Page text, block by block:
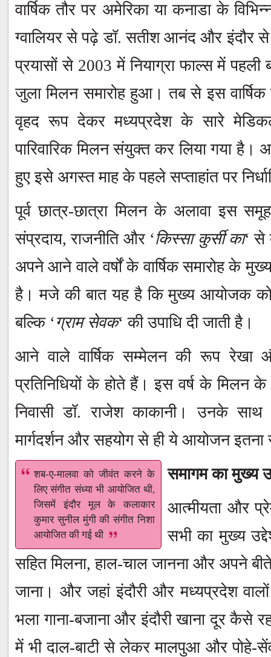
वार्षिक तौर पर अमेरिका या कनाडा के
ग्वालियर से पढ़े डॉ. सतीश आनंद और इंदौर से
प्रयासों से 2003 में नियाग्रा फाल्स में पहली
जुला मिलन समारोह हुआ। तब से इस
वृहद रूप देकर मध्यप्रदेश के सारे
पारिवारिक मिलन संयुक्त कर लिया गया है।
हुए इसे अगस्त माह के पहले सप्ताहांत पर
पूर्व छात्र-छात्रा मिलन के अलावा इस
संप्रदाय, राजनीति और ‘किस्सा कुर्सी का‘ से
अपने आने वाले वर्षों के वार्षिक समारोह के
है। मजे की बात यह है कि मुख्य आयोजक को
बल्कि ‘ग्राम सेवक‘ की उपाधि दी जाती है।
आने वाले वार्षिक सम्मेलन की रूप रेखा
प्रतिनिधियों के होते हैं। इस वर्ष के मिलन
निवासी डॉ. राजेश काकानी। उनके
मार्गदर्शन और सहयोग से ही ये आयोजन
शब-ए-मालवा को जीवंत करने के
लिए संगीत संध्या भी आयोजित थी,
जिसमें इंदौर मूल के कलाकार
कुमार सुनील मुंगी की संगीत निशा
आयोजित की गई थी
समागम का मुख्य
आत्मीयता और
सभी का मुख्य
सहित मिलना, हाल-चाल जानना और अपने बीते
जाना। और जहां इंदौरी और मध्यप्रदेश
भला गाना-बजाना और इंदौरी खाना दूर कैसे
में भी दाल-बाटी से लेकर मालपुआ और पोहे-